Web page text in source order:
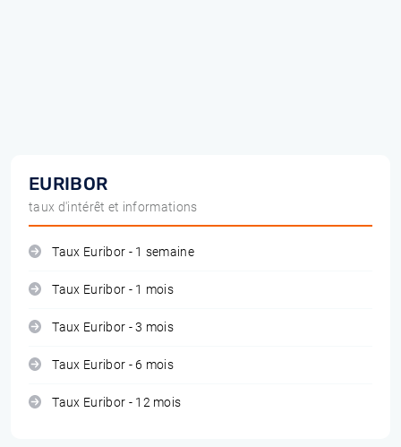
EURIBOR
taux d'intérêt et informations
Taux Euribor - 1 semaine
Taux Euribor - 1 mois
Taux Euribor - 3 mois
Taux Euribor - 6 mois
Taux Euribor - 12 mois